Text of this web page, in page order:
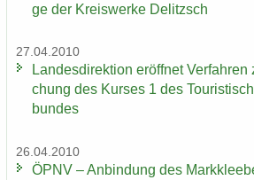
ge der Kreis­wer­ke De­litzsch
27.04.2010
Lan­des­di­rek­ti­on er­öff­net
chung des Kur­ses 1 des
bun­des
26.04.2010
ÖPNV – An­bin­dung des